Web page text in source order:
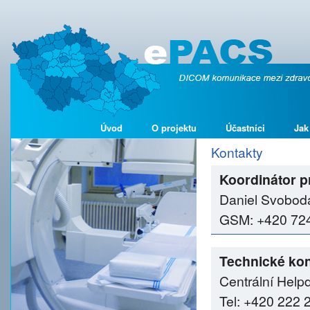
Úvod O projektu Účastníci
Kontakty
Koordinátor
Daniel
GSM: +420
Technické
Centrální
Tel: +420 222